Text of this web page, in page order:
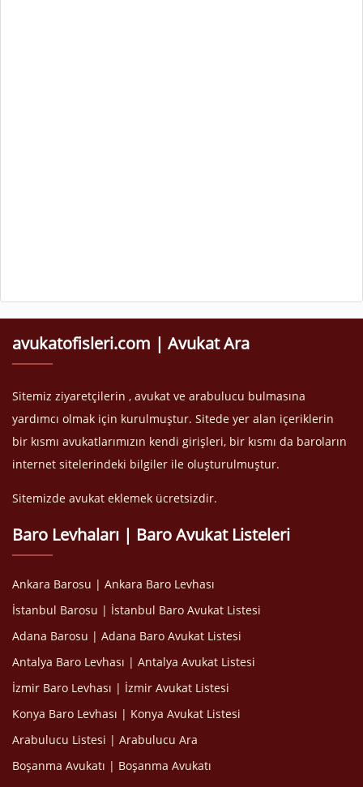
avukatofisleri.com | Avukat Ara
Sitemiz ziyaretçilerin , avukat ve arabulucu bulmasına
yardımcı olmak için kurulmuştur. Sitede yer alan içeriklerin
bir kısmı avukatlarımızın kendi girişleri, bir kısmı da baroların
internet sitelerindeki bilgiler ile oluşturulmuştur.
Sitemizde avukat eklemek ücretsizdir.
Baro Levhaları | Baro Avukat Listeleri
Ankara Barosu | Ankara Baro Levhası
İstanbul Barosu | İstanbul Baro Avukat Listesi
Adana Barosu | Adana Baro Avukat Listesi
Antalya Baro Levhası | Antalya Avukat Listesi
İzmir Baro Levhası | İzmir Avukat Listesi
Konya Baro Levhası | Konya Avukat Listesi
Arabulucu Listesi | Arabulucu Ara
Boşanma Avukatı | Boşanma Avukatı